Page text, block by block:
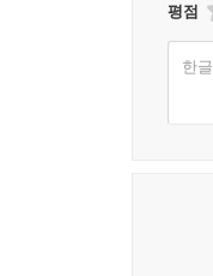
평점
한